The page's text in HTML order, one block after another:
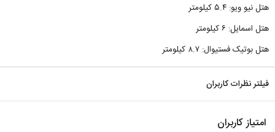
هتل نیو ویو: ۵.۴ کیلومتر
هتل اسمایل: ۶ کیلومتر
هتل بوتیک فستیوال: ۸.۷ کیلومتر
فیلتر نظرات کاربران
امتیاز کاربران